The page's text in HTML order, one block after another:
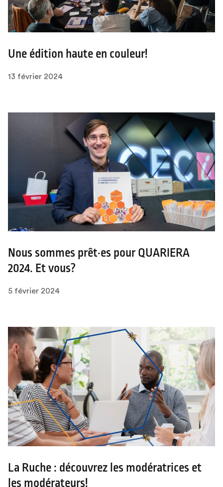
Une édition haute en couleur!
13 février 2024
Nous sommes prêt·es pour QUARIERA
2024. Et vous?
5 février 2024
La Ruche : découvrez les modératrices et
les modérateurs!